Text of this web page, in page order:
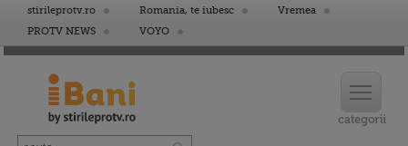
stirileprotv.ro Romania, te iubesc
Vremea
PROTV NEWS
VOYO